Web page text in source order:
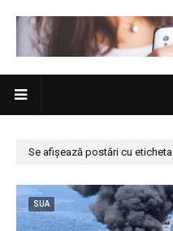
Se afișează postări cu eticheta
SUA